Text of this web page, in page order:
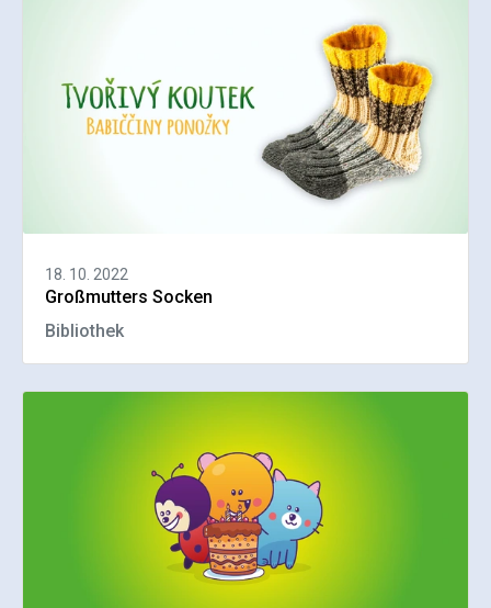
18. 10. 2022
Großmutters Socken
Bibliothek